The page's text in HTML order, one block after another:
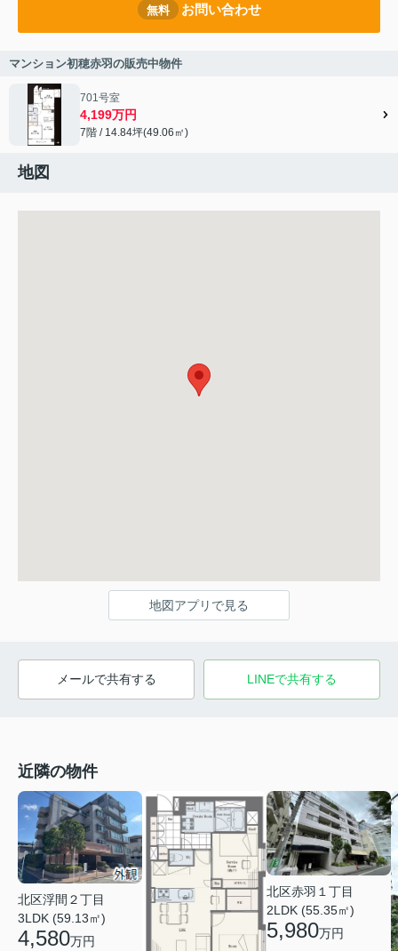
無料 お問い合わせ
マンション初穂赤羽の販売中物件
701号室
4,199万円
7階 / 14.84坪(49.06㎡)
地図
地図アプリで見る
メールで共有する LINEで共有する
近隣の物件
北区浮間２丁目
3LDK (59.13㎡)
4,580万円
北区赤羽１丁目
2LDK (55.35㎡)
5,980万円